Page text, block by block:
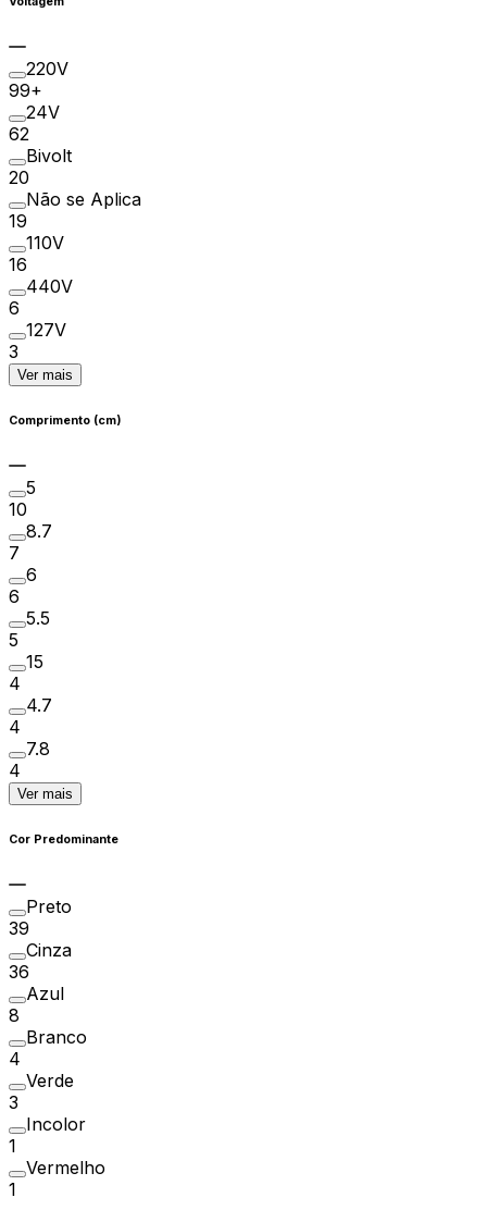
220V
99+
24V
62
Bivolt
20
Não se Aplica
19
110V
16
440V
6
127V
3
Ver mais
Comprimento (cm)
5
10
8.7
7
6
6
5.5
5
15
4
4.7
4
7.8
4
Ver mais
Cor Predominante
Preto
39
Cinza
36
Azul
8
Branco
4
Verde
3
Incolor
1
Vermelho
1